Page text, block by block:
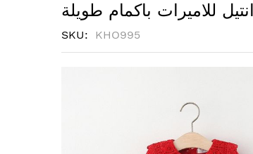
للاميرات باكمام طويلة
SKU KHO995